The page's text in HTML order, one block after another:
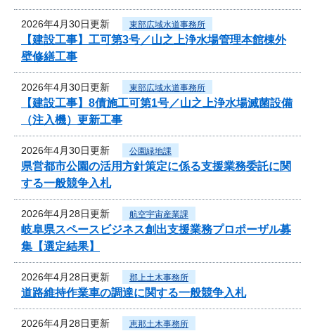
2026年4月30日更新 東部広域水道事務所
【建設工事】工可第3号／山之上浄水場管理本館棟外
壁修繕工事
2026年4月30日更新 東部広域水道事務所
【建設工事】8債施工可第1号／山之上浄水場滅菌設備
（注入機）更新工事
2026年4月30日更新 公園緑地課
県営都市公園の活用方針策定に係る支援業務委託に関
する一般競争入札
2026年4月28日更新 航空宇宙産業課
岐阜県スペースビジネス創出支援業務プロポーザル募
集【選定結果】
2026年4月28日更新 郡上土木事務所
道路維持作業車の調達に関する一般競争入札
2026年4月28日更新 恵那土木事務所